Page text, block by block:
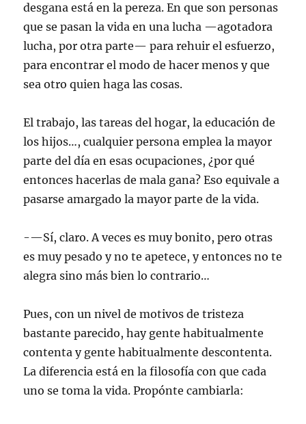
desgana está en la pereza. En que son personas
que se pasan la vida en una lucha —agotadora
lucha, por otra parte— para rehuir el esfuerzo,
para encontrar el modo de hacer menos y que
sea otro quien haga las cosas.
El trabajo, las tareas del hogar, la educación de
los hijos…, cualquier persona emplea la mayor
parte del día en esas ocupaciones, ¿por qué
entonces hacerlas de mala gana? Eso equivale a
pasarse amargado la mayor parte de la vida.
-—Sí, claro. A veces es muy bonito, pero otras
es muy pesado y no te apetece, y entonces no te
alegra sino más bien lo contrario…
Pues, con un nivel de motivos de tristeza
bastante parecido, hay gente habitualmente
contenta y gente habitualmente descontenta.
La diferencia está en la filosofía con que cada
uno se toma la vida. Propónte cambiarla: